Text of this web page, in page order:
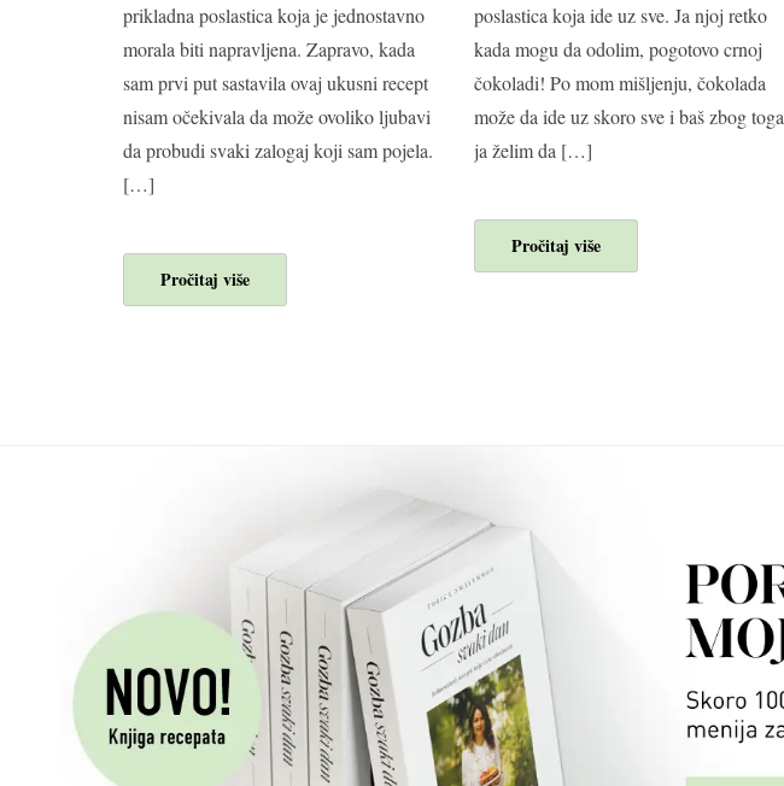
prikladna poslastica koja je jednostavno
morala biti napravljena. Zapravo, kada
sam prvi put sastavila ovaj ukusni recept
nisam očekivala da može ovoliko ljubavi
da probudi svaki zalogaj koji sam pojela.
[…]
Pročitaj više
poslastica koja ide uz sve. Ja njoj retko
kada mogu da odolim, pogotovo crnoj
čokoladi! Po mom mišljenju, čokolada
može da ide uz skoro sve i baš zbog toga
ja želim da […]
Pročitaj više